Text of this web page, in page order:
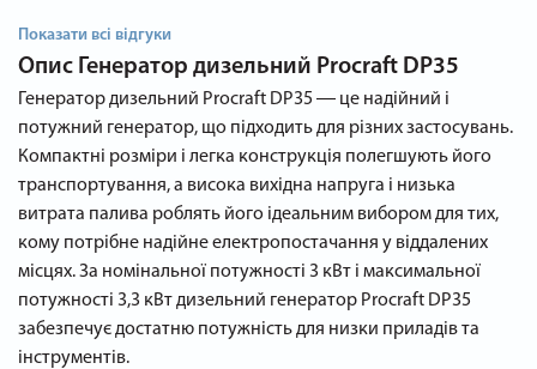
Показати всі відгуки
Опис Генератор дизельний Procraft DP35
Генератор дизельний Procraft DP35 ― це надійний і
потужний генератор, що підходить для різних застосувань.
Компактні розміри і легка конструкція полегшують його
транспортування, а висока вихідна напруга і низька
витрата палива роблять його ідеальним вибором для тих,
кому потрібне надійне електропостачання у віддалених
місцях. За номінальної потужності 3 кВт і максимальної
потужності 3,3 кВт дизельний генератор Procraft DP35
забезпечує достатню потужність для низки приладів та
інструментів.